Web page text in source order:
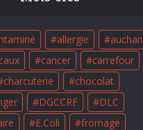
allergie
auchan
cancer
carrefour
charcuterie
chocolat
DGCCRF
DLC
E.Coli
fromage